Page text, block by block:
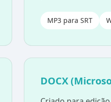
MP3 para SRT
DOCX